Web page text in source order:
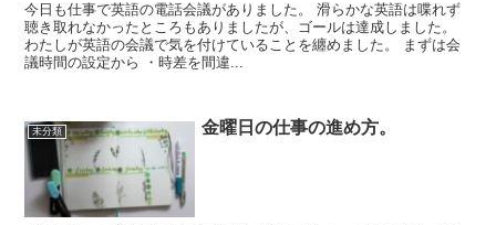
今日も仕事で英語の電話会議がありました。 滑らかな英語は喋れず
聴き取れなかったところもありましたが、ゴールは達成しました。
わたしが英語の会議で気を付けていることを纏めました。 まずは会
議時間の設定から ・時差を間違...
未分類 金曜日の仕事の進め方。